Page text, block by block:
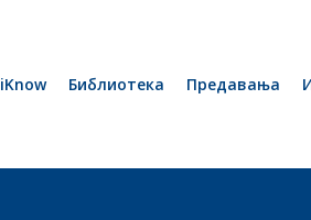
iKnow Библиотека Предавања